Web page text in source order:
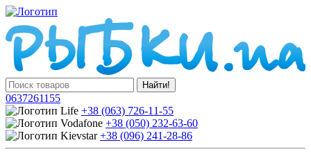
Найти!
0637261155
+38 (063) 726-11-55
+38 (050) 232-63-60
+38 (096) 241-28-86